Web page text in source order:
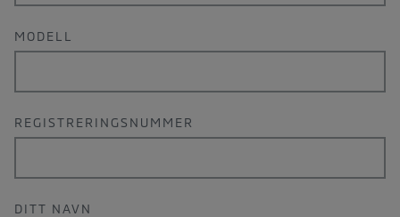
MODELL
REGISTRERINGSNUMMER
DITT NAVN